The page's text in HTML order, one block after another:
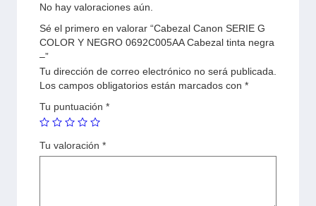
No hay valoraciones aún.
Sé el primero en valorar “Cabezal Canon SERIE G
COLOR Y NEGRO 0692C005AA Cabezal tinta negra
–”
Tu dirección de correo electrónico no será publicada.
Los campos obligatorios están marcados con *
Tu puntuación *
Tu valoración *